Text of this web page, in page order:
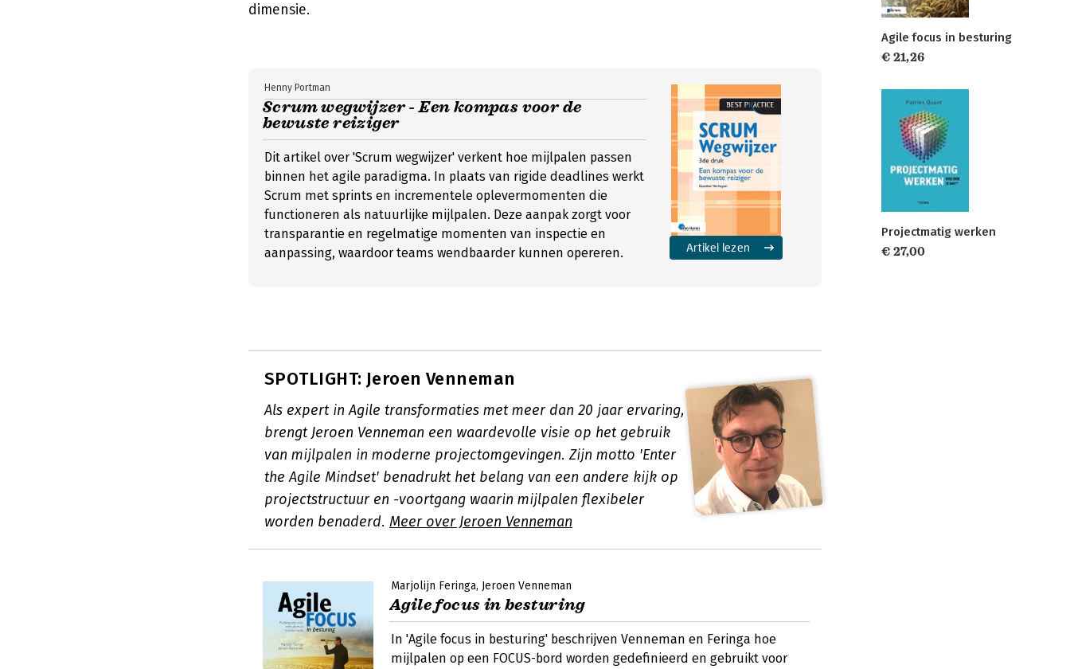
dimensie.
Scrum wegwijzer - Een kompas voor de
bewuste reiziger
Henny Portman
Dit artikel over 'Scrum wegwijzer' verkent hoe mijlpalen passen
binnen het agile paradigma. In plaats van rigide deadlines werkt
Scrum met sprints en incrementele oplevermomenten die
functioneren als natuurlijke mijlpalen. Deze aanpak zorgt voor
transparantie en regelmatige momenten van inspectie en
aanpassing, waardoor teams wendbaarder kunnen opereren.
Artikel lezen
SPOTLIGHT: Jeroen Venneman
Als expert in Agile transformaties met meer dan 20 jaar ervaring,
brengt Jeroen Venneman een waardevolle visie op het gebruik
van mijlpalen in moderne projectomgevingen. Zijn motto 'Enter
the Agile Mindset' benadrukt het belang van een andere kijk op
projectstructuur en -voortgang waarin mijlpalen flexibeler
worden benaderd. Meer over Jeroen Venneman
Marjolijn Feringa Jeroen Venneman
Agile focus in besturing
In 'Agile focus in besturing' beschrijven Venneman en Feringa hoe
mijlpalen op een FOCUS-bord worden gedefinieerd en gebruikt voor
Agile focus in besturing
€ 21,26
Projectmatig werken
€ 27,00